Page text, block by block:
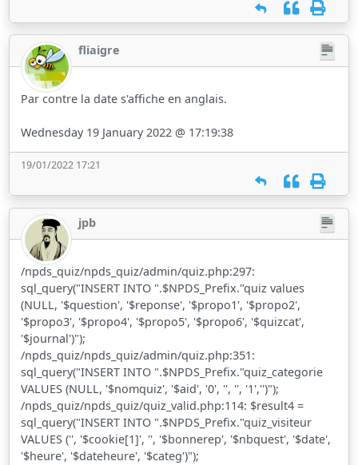
fliaigre
Par contre la date s'affiche en anglais.
Wednesday 19 January 2022 @ 17:19:38
19/01/2022 17:21
jpb
/npds_quiz/npds_quiz/admin/quiz.php:297:
sql_query("INSERT INTO ".$NPDS_Prefix."quiz values
(NULL, '$question', '$reponse', '$propo1', '$propo2',
'$propo3', '$propo4', '$propo5', '$propo6', '$quizcat',
'$journal')");
/npds_quiz/npds_quiz/admin/quiz.php:351:
sql_query("INSERT INTO ".$NPDS_Prefix."quiz_categorie
VALUES (NULL, '$nomquiz', '$aid', '0', '', '', '1','')");
/npds_quiz/npds_quiz/quiz_valid.php:114: $result4 =
sql_query("INSERT INTO ".$NPDS_Prefix."quiz_visiteur
VALUES ('', '$cookie[1]', '', '$bonnerep', '$nbquest', '$date',
'$heure', '$dateheure', '$categ')");